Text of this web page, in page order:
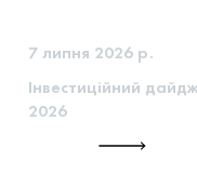
7 липня 2026 р.
Інвестиційний
2026